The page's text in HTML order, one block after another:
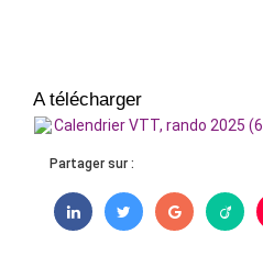
A télécharger
Calendrier VTT, rando 2025
Partager sur :